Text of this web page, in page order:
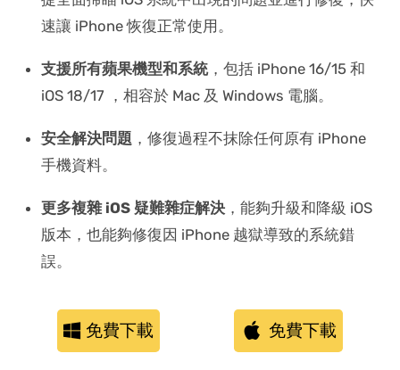
速讓 iPhone 恢復正常使用。
支援所有蘋果機型和系統，包括 iPhone 16/15 和
iOS 18/17 ，相容於 Mac 及 Windows 電腦。
安全解決問題 ，修復過程不抹除任何原有 iPhone
手機資料。
更多複雜 iOS 疑難雜症解決 ，能夠升級和降級 iOS
版本，也能夠修復因 iPhone 越獄導致的系統錯
誤。
免費下載 免費下載